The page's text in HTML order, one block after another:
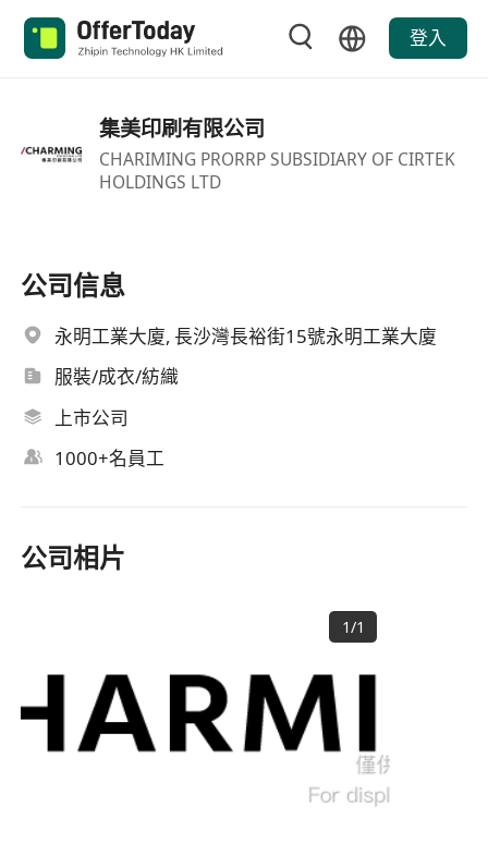
登入
集美印刷有限公司
CHARIMING PRORRP SUBSIDIARY OF CIRTEK
HOLDINGS LTD
公司信息
永明工業大廈, 長沙灣長裕街15號永明工業大廈
服裝/成衣/紡織
上市公司
1000+名員工
公司相片
1/1